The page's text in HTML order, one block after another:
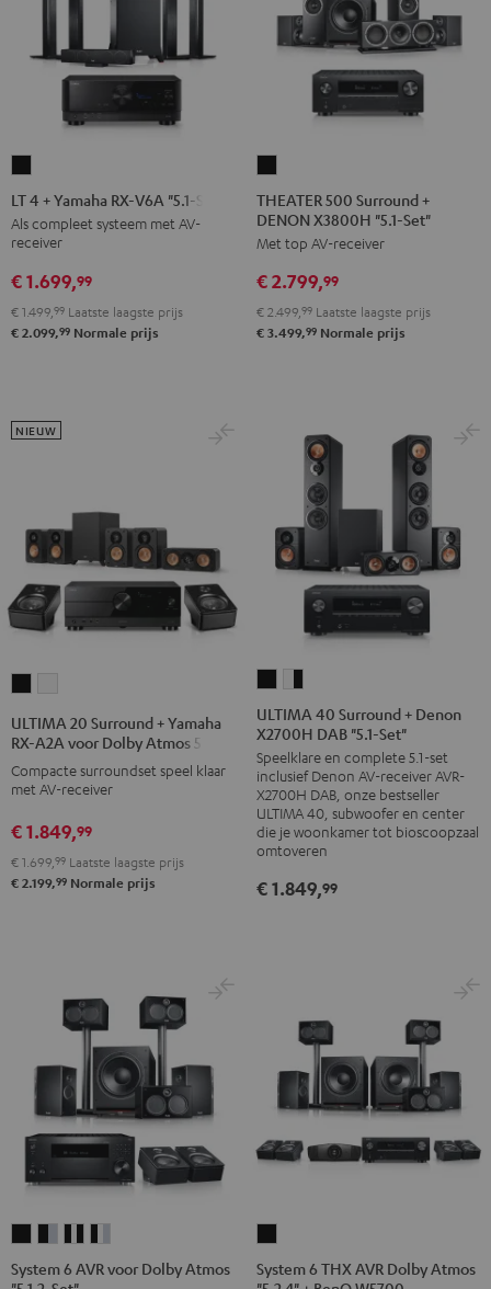
4
+
Yamaha
RX-
"5.1-
LT 4 + Yamaha RX-V6A "5.1-Set L"
Als compleet systeem met AV-
receiver
€ 1.699,99
€ 1.499, 99 Laatste laagste prijs
€ 2.099,99 Normale prijs
500
Surround
+
DENON
X3800H
"5.1-
THEATER 500 Surround +
DENON X3800H "5.1-Set"
Met top AV-receiver
€ 2.799,99
€ 2.499, 99 Laatste laagste prijs
€ 3.499,99 Normale prijs
Surround
+
Yamaha
A2A
voor
Dolby
Surround
+
Yamaha
A2A
voor
ULTIMA 20 Surround + Yamaha
RX-A2A voor Dolby Atmos 5.1.2
Compacte surroundset speel klaar
met AV-receiver
NIEUW
€ 1.849,99
€ 1.699, 99 Laatste laagste prijs
€ 2.199,99 Normale prijs
40
Surround
+
Denon
X2700H
DAB
Set"
40
Surround
+
Denon
X2700H
DAB
Set"
ULTIMA 40 Surround + Denon
X2700H DAB "5.1-Set"
Speelklare en complete 5.1-set
inclusief Denon AV-receiver AVR-
X2700H DAB, onze bestseller
ULTIMA 40, subwoofer en center
die je woonkamer tot bioscoopzaal
omtoveren
€ 1.849,99
6
6
System 6 AVR voor Dolby Atmos
6
System 6 THX AVR Dolby Atmos